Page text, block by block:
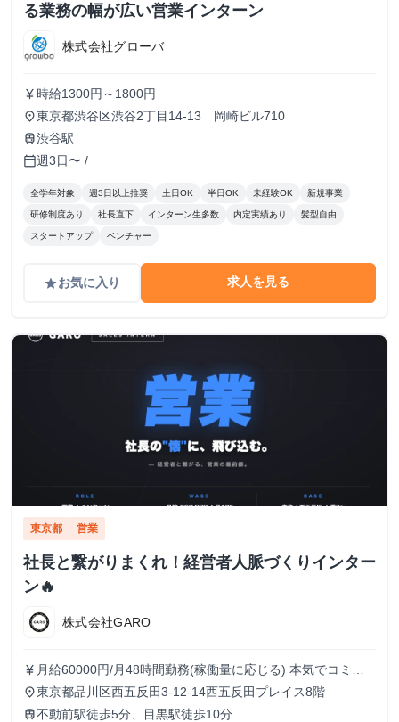
る業務の幅が広い営業インターン
株式会社グローバ
currency_yen 時給1300円～1800円
place東京都渋谷区渋谷2丁目14-13 岡崎ビル710
train渋谷駅
calendar_today週3日〜 /
全学年対象 週3日以上推奨 土日OK 半日OK 未経験OK 新規事業
研修制度あり 社長直下 インターン生多数 内定実績あり 髪型自由
スタートアップ ベンチャー
gradeお気に入り 求人を見る
東京都 営業
社長と繋がりまくれ！経営者人脈づくりインター
ン🔥
株式会社GARO
currency_yen 月給60000円/月48時間勤務(稼働量に応じる) 本気でコミッ
トすれば、学生でも圧倒的な実績と報酬を得られる環境で
す！
place東京都品川区西五反田3-12-14西五反田プレイス8階
train不動前駅徒歩5分、目黒駅徒歩10分